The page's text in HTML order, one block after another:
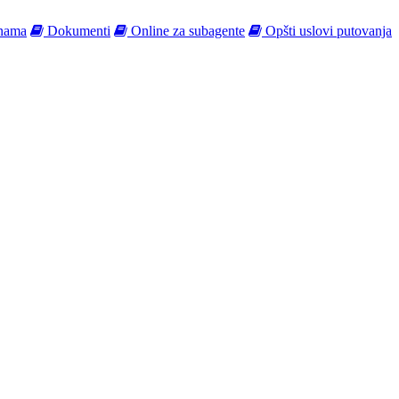
Dokumenti Online za subagente Opšti uslovi putovanja